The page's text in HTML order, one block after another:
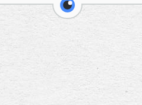
перейти на